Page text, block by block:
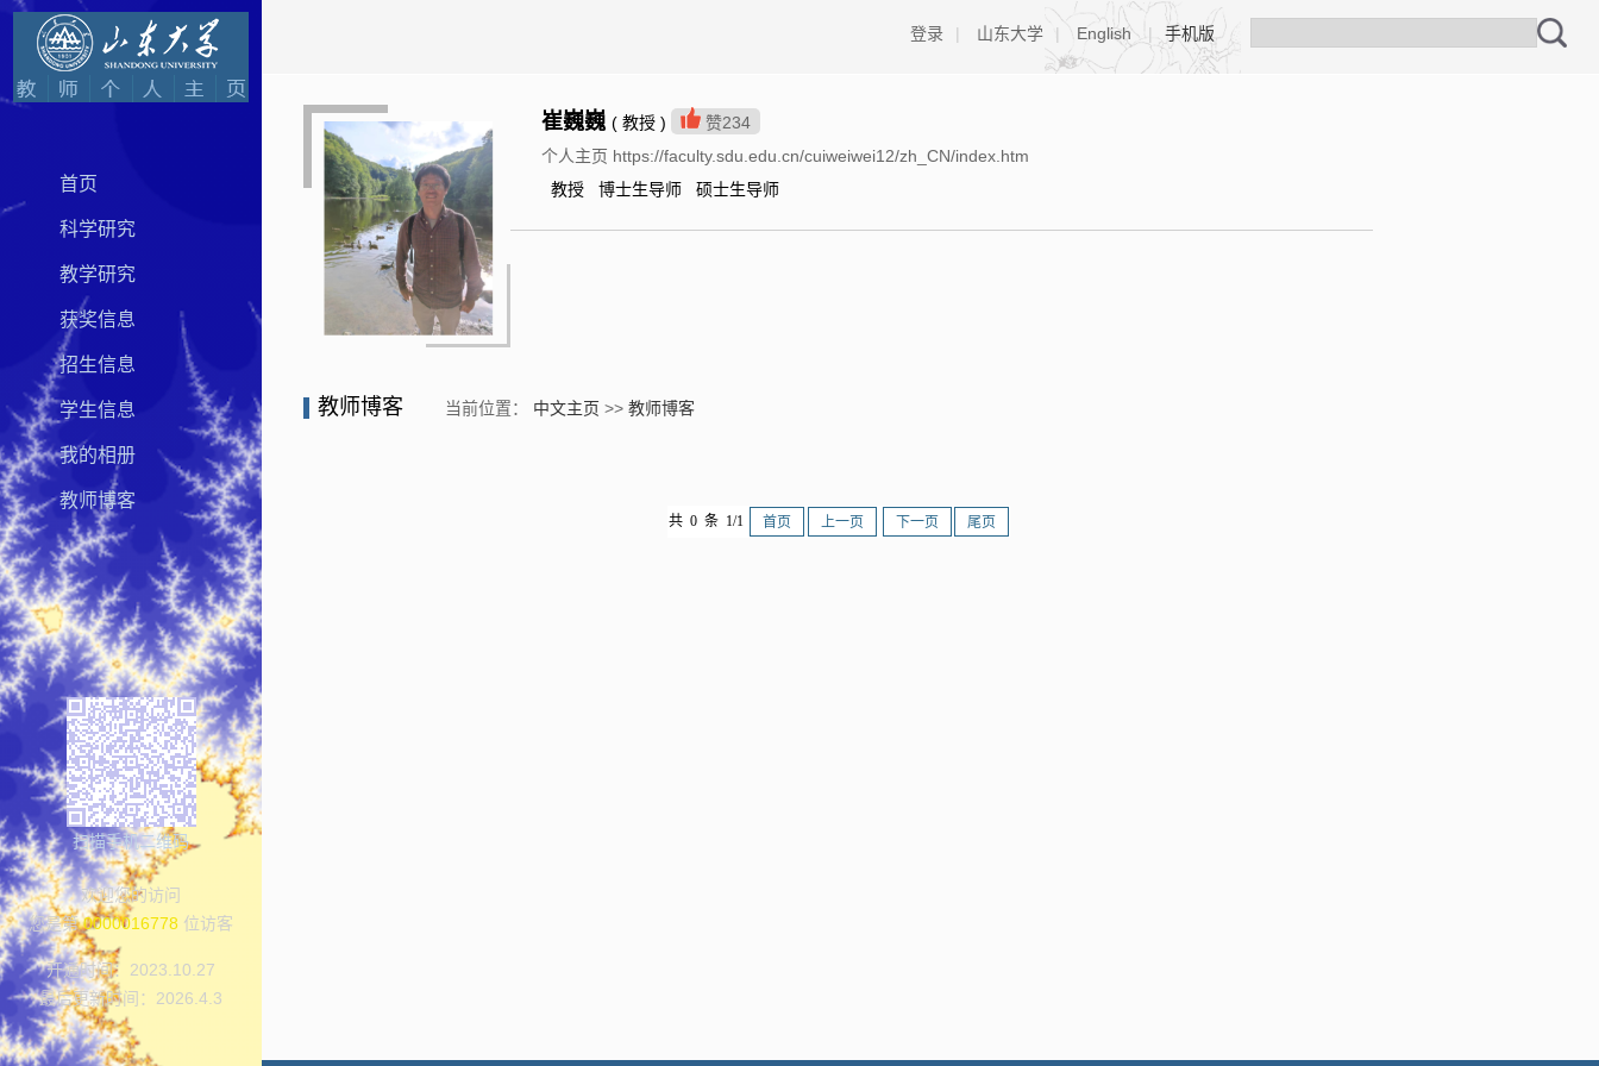
首页
科学研究
教学研究
获奖信息
招生信息
学生信息
我的相册
教师博客
扫描手机二维码
欢迎您的访问
您是第0000016778 位访客
开通时间： 2023 10 27
最后更新时间： 2026 4 3
登录 | 山东大学 | English | 手机版
崔巍巍 ( 教授 ) 赞234
个人主页 https://faculty.sdu.edu.cn/cuiweiwei12/zh_CN/index.htm
教授 博士生导师 硕士生导师
教师博客 当前位置： 中文主页 >> 教师博客
共 0 条 1/1 首页 上一页 下一页 尾页